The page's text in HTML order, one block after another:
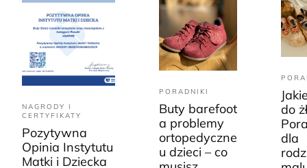
NAGRODY I
CERTYFIKATY
Pozytywna
Opinia Instytutu
Matki i Dziecka
PORADNIKI
Buty barefoot
a problemy
ortopedyczne
u dzieci – co
do
dla